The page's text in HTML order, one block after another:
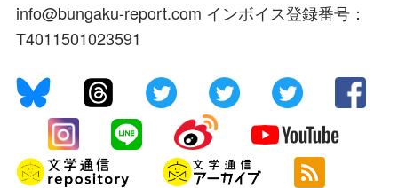
info@bungaku-report.com インボイス登録番号：
T4011501023591